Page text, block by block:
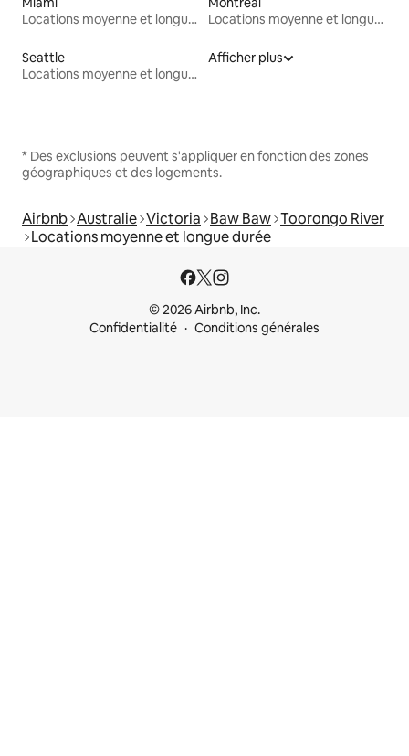
Locations moyenne et longue durée
Locations moyenne et longue durée
Seattle
Locations moyenne et longue durée
Afficher plus
* Des exclusions peuvent s'appliquer en fonction des zones
géographiques et des logements.
Airbnb Australie Victoria Baw Baw Toorongo River
Locations moyenne et longue durée
© 2026 Airbnb, Inc.
Confidentialité
Conditions générales